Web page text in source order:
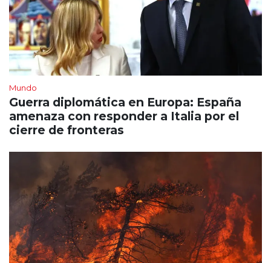
Mundo
Guerra diplomática en Europa: España
amenaza con responder a Italia por el
cierre de fronteras